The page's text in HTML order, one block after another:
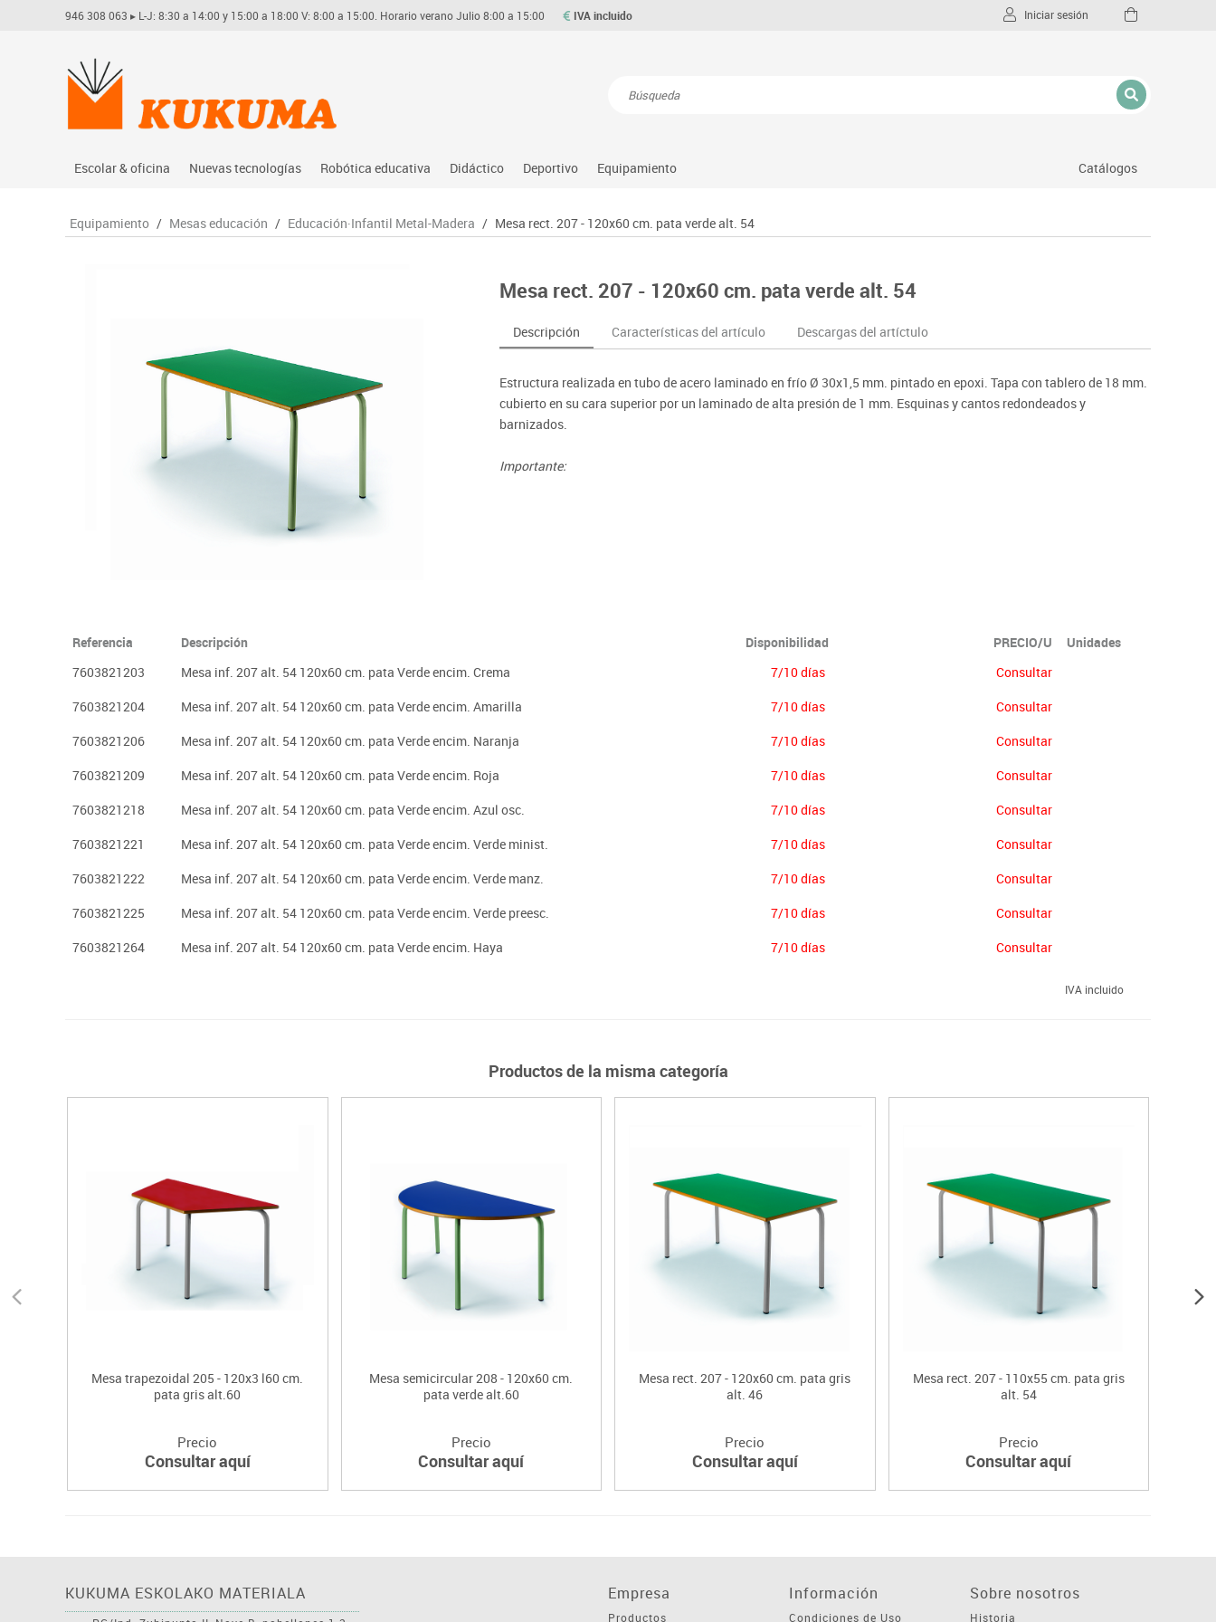
946 308 063 ▸ L-J: 8:30 a 14:00 y 15:00 a 18:00 V: 8:00 a 15:00. Horario verano Julio 8:00 a 15:00 IVA incluido Iniciar sesión
Escolar & oficina
Archivo
Manualidades
Plastifica, encuaderna, destruye
Nuevas tecnologías
Audio
Videoconferencia
Robótica educativa
Arduino
Didáctico
Asociación y atención
Espacios exteriores
Juegos heurísticos
Juegos simbólicos
Lenguaje & idiomas
Matemáticas
Música
Primeras edades
Psicomotricidad
Stem
Tinkering
Deportivo
Atletismo
Comp. deportivos
Deportes raqueta
Equipamiento
Hockey
Protección deportiva
Equipamiento
Aulas entornos naturales
Mesas educación
Percheros, baldas y taquillas
Sillas, bancos y taburetes
Catálogos
Equipamiento / Mesas educación / Educación·Infantil Metal-Madera / Mesa rect. 207 - 120x60 cm. pata verde alt. 54
Mesa rect. 207 - 120x60 cm. pata verde alt. 54
Descripción Características del artículo Descargas del artíctulo
Estructura realizada en tubo de acero laminado en frío Ø 30x1,5 mm. pintado en epoxi. Tapa con tablero de 18 mm.
cubierto en su cara superior por un laminado de alta presión de 1 mm. Esquinas y cantos redondeados y
barnizados.
Importante:
Referencia Descripción Disponibilidad PRECIO/U
Unidades
7603821203
Mesa inf. 207 alt. 54 120x60 cm. pata Verde encim. Crema 7/10 días
Consultar
7603821204
Mesa inf. 207 alt. 54 120x60 cm. pata Verde encim. Amarilla 7/10 días
Consultar
7603821206
Mesa inf. 207 alt. 54 120x60 cm. pata Verde encim. Naranja 7/10 días
Consultar
7603821209
Mesa inf. 207 alt. 54 120x60 cm. pata Verde encim. Roja 7/10 días
Consultar
7603821218
Mesa inf. 207 alt. 54 120x60 cm. pata Verde encim. Azul osc. 7/10 días
Consultar
7603821221
Mesa inf. 207 alt. 54 120x60 cm. pata Verde encim. Verde minist. 7/10 días
Consultar
7603821222
Mesa inf. 207 alt. 54 120x60 cm. pata Verde encim. Verde manz. 7/10 días
Consultar
7603821225
Mesa inf. 207 alt. 54 120x60 cm. pata Verde encim. Verde preesc. 7/10 días
Consultar
7603821264
Mesa inf. 207 alt. 54 120x60 cm. pata Verde encim. Haya 7/10 días Consultar
IVA incluido
Productos de la misma categoría
Mesa trapezoidal 205 - 120x3 l60 cm.
pata gris alt.60
Precio
Consultar aquí
Mesa semicircular 208 - 120x60 cm.
pata verde alt.60
Precio
Consultar aquí
Mesa rect. 207 - 120x60 cm. pata gris
alt. 46
Precio
Consultar aquí
Mesa rect. 207 - 110x55 cm. pata gris
alt. 54
Precio
Consultar aquí
KUKUMA ESKOLAKO MATERIALA Empresa
Productos
Información
Condiciones de Uso
Sobre nosotros
Historia